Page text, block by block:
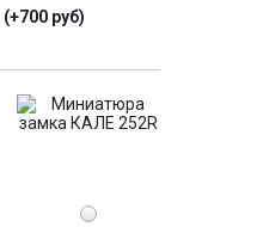
(+700 руб)